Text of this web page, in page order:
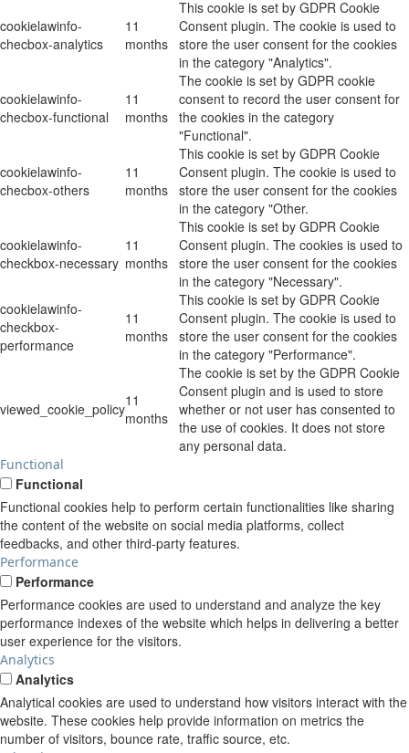
cookielawinfo-
checbox-analytics
11
months
This cookie is set by GDPR Cookie
Consent plugin. The cookie is used to
store the user consent for the cookies
in the category "Analytics".
cookielawinfo-
checbox-functional
11
months
The cookie is set by GDPR cookie
consent to record the user consent for
the cookies in the category
"Functional".
cookielawinfo-
checbox-others
11
months
This cookie is set by GDPR Cookie
Consent plugin. The cookie is used to
store the user consent for the cookies
in the category "Other.
cookielawinfo-
checkbox-necessary
11
months
This cookie is set by GDPR Cookie
Consent plugin. The cookies is used to
store the user consent for the cookies
in the category "Necessary".
cookielawinfo-
checkbox-
performance
11
months
This cookie is set by GDPR Cookie
Consent plugin. The cookie is used to
store the user consent for the cookies
in the category "Performance".
viewed_cookie_policy11
months
The cookie is set by the GDPR Cookie
Consent plugin and is used to store
whether or not user has consented to
the use of cookies. It does not store
any personal data.
Functional
Functional
Functional cookies help to perform certain functionalities like sharing
the content of the website on social media platforms, collect
feedbacks, and other third-party features.
Performance
Performance
Performance cookies are used to understand and analyze the key
performance indexes of the website which helps in delivering a better
user experience for the visitors.
Analytics
Analytics
Analytical cookies are used to understand how visitors interact with the
website. These cookies help provide information on metrics the
number of visitors, bounce rate, traffic source, etc.